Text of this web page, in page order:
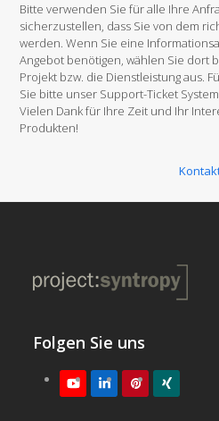
Bitte verwenden Sie für alle Ihre
sicherzustellen, dass Sie von dem
werden. Wenn Sie eine
Angebot benötigen, wählen Sie dort
Projekt bzw. die Dienstleistung aus.
Sie bitte unser Support-Ticket
Vielen Dank für Ihre Zeit und Ihr
Produkten!
Folgen Sie uns
YoutubeLinkedInPinterest
XING